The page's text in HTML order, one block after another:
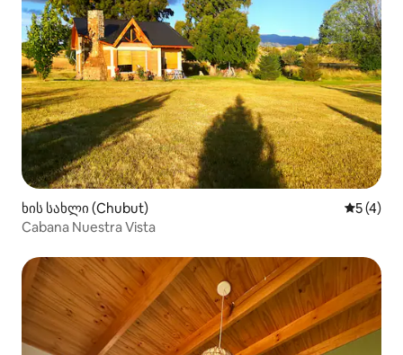
ხის სახლი (Chubut)
5 (4)
Cabana Nuestra Vista